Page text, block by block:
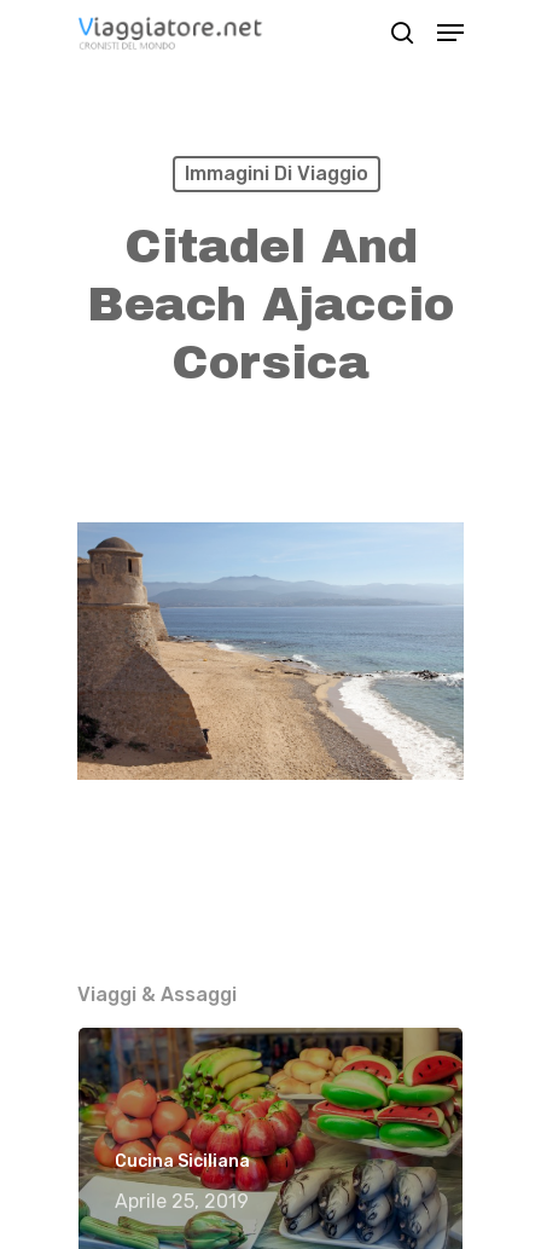
Menu
Immagini Di Viaggio
Citadel And
Beach Ajaccio
Corsica
Viaggi & Assaggi
Cucina Siciliana
Aprile 25, 2019